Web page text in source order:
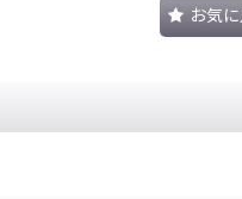
お気